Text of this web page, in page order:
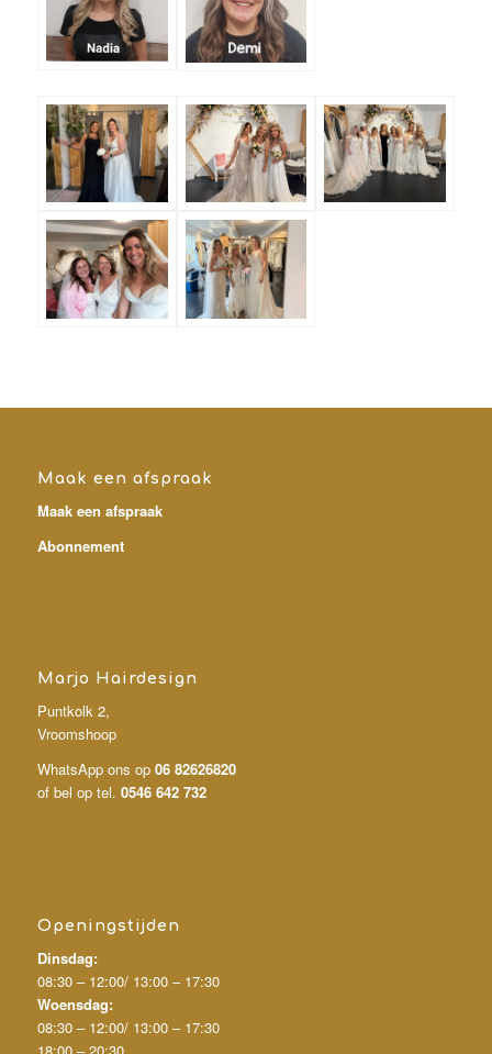
Maak een afspraak
Maak een afspraak
Abonnement
Marjo Hairdesign
Puntkolk 2,
Vroomshoop
WhatsApp ons op 06 82626820
of bel op tel. 0546 642 732
Openingstijden
Dinsdag:
08:30 – 12:00/ 13:00 – 17:30
Woensdag:
08:30 – 12:00/ 13:00 – 17:30